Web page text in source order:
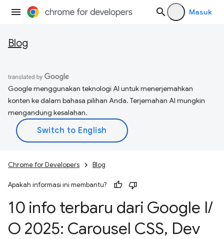
Masuk
Blog
Google menggunakan teknologi AI untuk menerjemahkan
konten ke dalam bahasa pilihan Anda. Terjemahan AI mungkin
mengandung kesalahan.
Chrome for Developers Blog
Apakah informasi ini membantu?
10 info terbaru dari Google I/
O 2025: Carousel CSS, Dev